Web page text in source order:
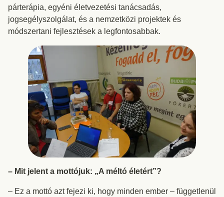
párterápia, egyéni életvezetési tanácsadás,
jogsegélyszolgálat, és a nemzetközi projektek és
módszertani fejlesztések a legfontosabbak.
– Mit jelent a mottójuk: „A méltó életért”?
– Ez a mottó azt fejezi ki, hogy minden ember – függetlenül